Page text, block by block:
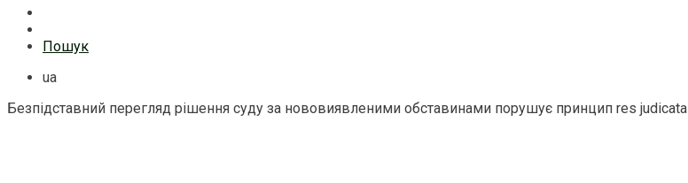
Пошук
ua
Безпідставний перегляд рішення суду за нововиявленими обставинами порушує принцип res